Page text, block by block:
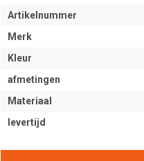
Artikelnummer
Merk
Kleur
afmetingen
Materiaal
levertijd